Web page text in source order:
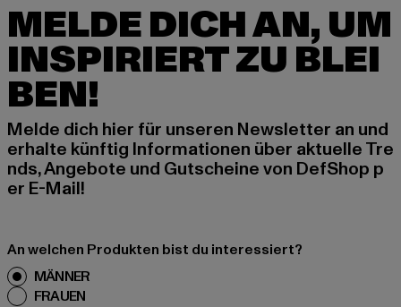
MELDE DICH AN, UM
INSPIRIERT ZU BLEI
BEN!
Melde dich hier für unseren Newsletter an und
erhalte künftig Informationen über aktuelle Tre
nds, Angebote und Gutscheine von DefShop p
er E-Mail!
An welchen Produkten bist du interessiert?
MÄNNER
FRAUEN